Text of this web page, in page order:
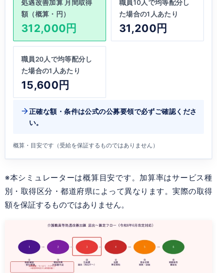
処遇改善加算 月間取得
額（概算・円）
312,000円
職員10人で均等配分し
た場合の1人あたり
31,200円
職員20人で均等配分し
た場合の1人あたり
15,600円
正確な額・条件は公式の公募要領で必ずご確認くださ
い。
概算・目安です（受給を保証するものではありません）
※本シミュレーターは概算目安です。加算率はサービス種
別・取得区分・都道府県によって異なります。実際の取得
額を保証するものではありません。